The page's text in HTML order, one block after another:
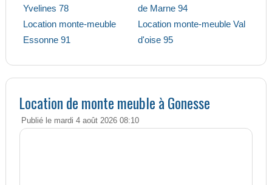
Yvelines 78
Location monte-meuble
Essonne 91
de Marne 94
Location monte-meuble Val
d'oise 95
Location de monte meuble à Gonesse
Publié le mardi 4 août 2026 08:10